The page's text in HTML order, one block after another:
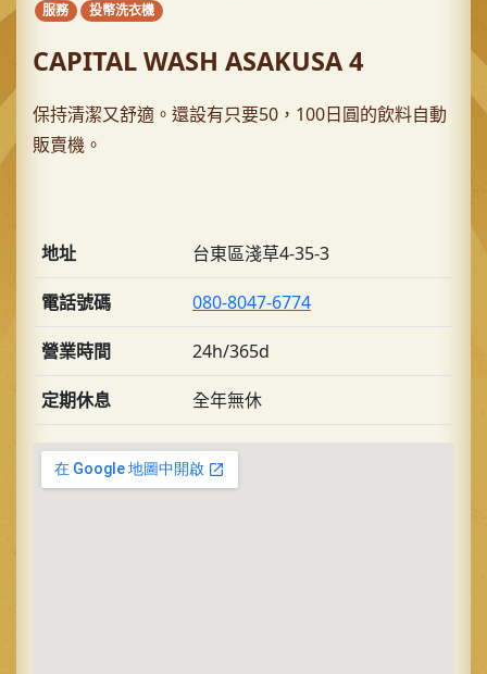
服務 投幣洗衣機
CAPITAL WASH ASAKUSA 4
保持清潔又舒適。還設有只要50，100日圓的飲料自動
販賣機。
地址 台東區淺草4-35-3
電話號碼 080-8047-6774
營業時間 24h/365d
定期休息 全年無休